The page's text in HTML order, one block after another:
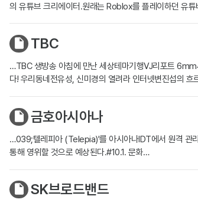
의 유튜브 크리에이터.원래는 Roblox를 플레이하던 유
TBC
…TBC 생방송 아침에 만난 세상테마기행VJ리포트
다! 우리동네전유성, 신미경의 열려라 인터넷변진섭의 흐
금호아시아나
…039;텔레피아 (Telepia)'를 아시아나IDT에서 원격 관
통해 영위할 것으로 예상된다.#10.1. 문화…
SK브로드밴드